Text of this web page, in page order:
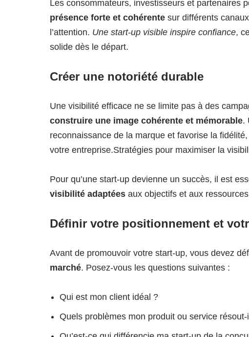
Les consommateurs, investisseurs et partenaires
présence forte et cohérente sur différents
l’attention. Une start-up visible inspire confiance,
solide dès le départ.
Créer une notoriété durable
Une visibilité efficace ne se limite pas à des
construire une image cohérente et mémorable.
reconnaissance de la marque et favorise la
votre entreprise.Stratégies pour maximiser la
Pour qu’une start-up devienne un succès, il est
visibilité adaptées aux objectifs et aux
Définir votre positionnement et
Avant de promouvoir votre start-up, vous devez
marché. Posez-vous les questions suivantes :
Qui est mon client idéal ?
Quels problèmes mon produit ou service résout-